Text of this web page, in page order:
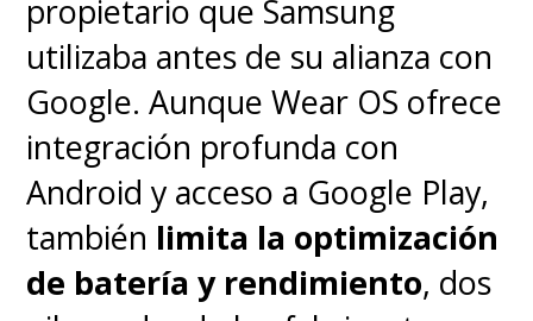
propietario que Samsung
utilizaba antes de su alianza con
Google. Aunque Wear OS ofrece
integración profunda con
Android y acceso a Google Play,
también limita la optimización
de batería y rendimiento, dos